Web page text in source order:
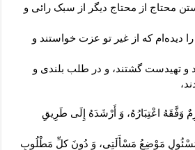
محتاج از محتاج دیگر از سبک رائی و
دیده‌ام که از غیر تو عزت خواستند و
و تهیدست گشتند، و در طلب بلندی و
وَفَّقَهُ اعْتِبَارُهُ، وَ أَرْشَدَهُ إِلَی طَرِیقِ
مَوْضِعُ مَسْأَلَتِی، وَ دُونَ کلِّ مَطْلُوبٍ